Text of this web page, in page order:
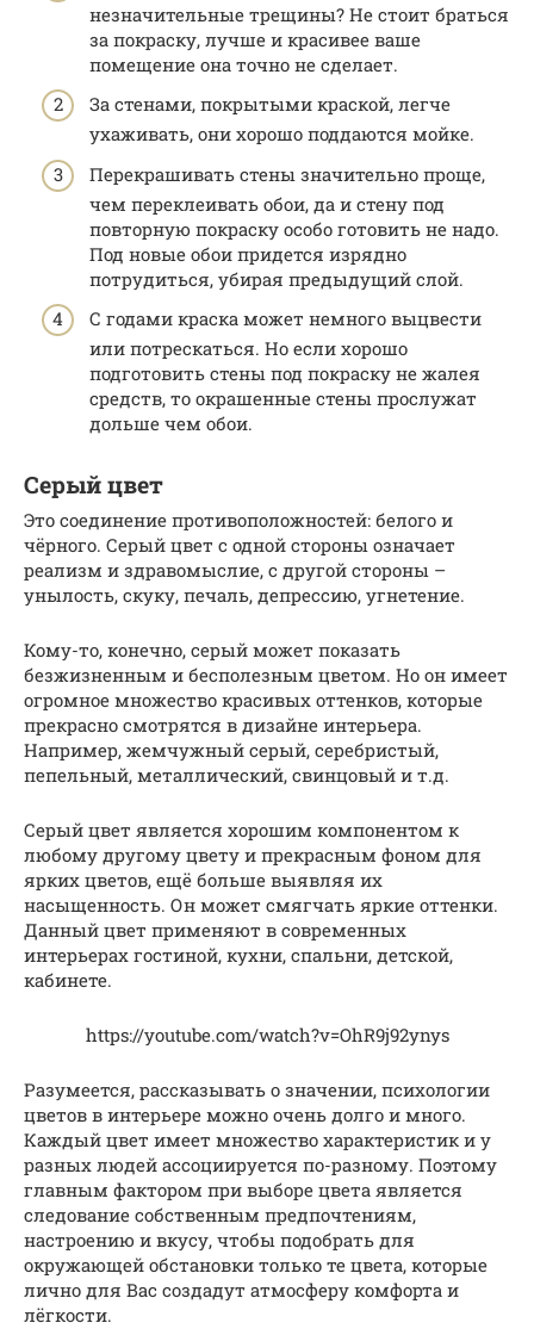
незначительные трещины? Не стоит браться
за покраску, лучше и красивее ваше
помещение она точно не сделает.
За стенами, покрытыми краской, легче
ухаживать, они хорошо поддаются мойке.
Перекрашивать стены значительно проще,
чем переклеивать обои, да и стену под
повторную покраску особо готовить не надо.
Под новые обои придется изрядно
потрудиться, убирая предыдущий слой.
С годами краска может немного выцвести
или потрескаться. Но если хорошо
подготовить стены под покраску не жалея
средств, то окрашенные стены прослужат
дольше чем обои.
Серый цвет
Это соединение противоположностей: белого и
чёрного. Серый цвет с одной стороны означает
реализм и здравомыслие, с другой стороны –
унылость, скуку, печаль, депрессию, угнетение.
Кому-то, конечно, серый может показать
безжизненным и бесполезным цветом. Но он имеет
огромное множество красивых оттенков, которые
прекрасно смотрятся в дизайне интерьера.
Например, жемчужный серый, серебристый,
пепельный, металлический, свинцовый и т.д.
Серый цвет является хорошим компонентом к
любому другому цвету и прекрасным фоном для
ярких цветов, ещё больше выявляя их
насыщенность. Он может смягчать яркие оттенки.
Данный цвет применяют в современных
интерьерах гостиной, кухни, спальни, детской,
кабинете.
https://youtube.com/watch?v=OhR9j92ynys
Разумеется, рассказывать о значении, психологии
цветов в интерьере можно очень долго и много.
Каждый цвет имеет множество характеристик и у
разных людей ассоциируется по-разному. Поэтому
главным фактором при выборе цвета является
следование собственным предпочтениям,
настроению и вкусу, чтобы подобрать для
окружающей обстановки только те цвета, которые
лично для Вас создадут атмосферу комфорта и
лёгкости.